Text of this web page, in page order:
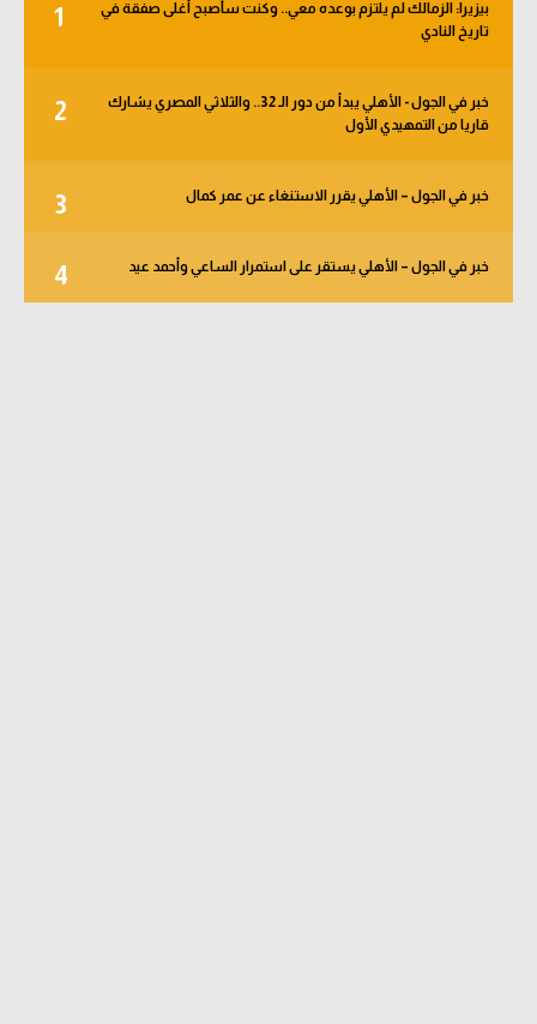
1
بيزيرا: الزمالك لم يلتزم بوعده معي.. وكنت سأصبح أغلى صفقة في
تاريخ النادي
2
خبر في الجول - الأهلي يبدأ من دور الـ 32.. والثلاثي المصري يشارك
قاريا من التمهيدي الأول
3 خبر في الجول – الأهلي يقرر الاستنغاء عن عمر كمال
4 خبر في الجول – الأهلي يستقر على استمرار الساعي وأحمد عيد